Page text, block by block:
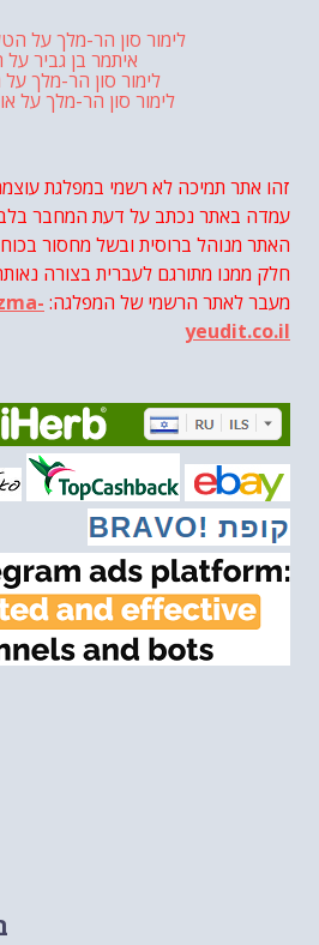
לימור סון הר-מלך על
איתמר בן גביר
לימור סון הר-מלך על
לימור סון הר-מלך על
שבועת
לימור סון
מיכאל בן
מיכאל בן
השר בן גביר במקום
חוק עונש
מיכאל בן ארי על
מיכאל בן ארי על
מיכאל בן ארי על
מיכאל בן
מיכאל בן
מיכאל בן
מיכאל בן ארי על
חלקם של
מיכאל בן ארי על
זהו אתר תמיכה לא רשמי במפלגת
עמדה באתר נכתב על דעת המחבר
האתר מנוהל ברוסית ובשל מחסור
חלק ממנו מתורגם לעברית בצורה
מעבר לאתר הרשמי של המפלגה:
yeudit.co.il